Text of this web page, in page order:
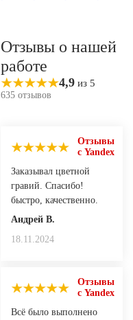
Отзывы о нашей
работе
4,9 из 5
635 отзывов
Отзывы
с Yandex
Заказывал цветной
гравий. Спасибо!
быстро, качественно.
Андрей В.
18.11.2024
Отзывы
с Yandex
Всё было выполнено